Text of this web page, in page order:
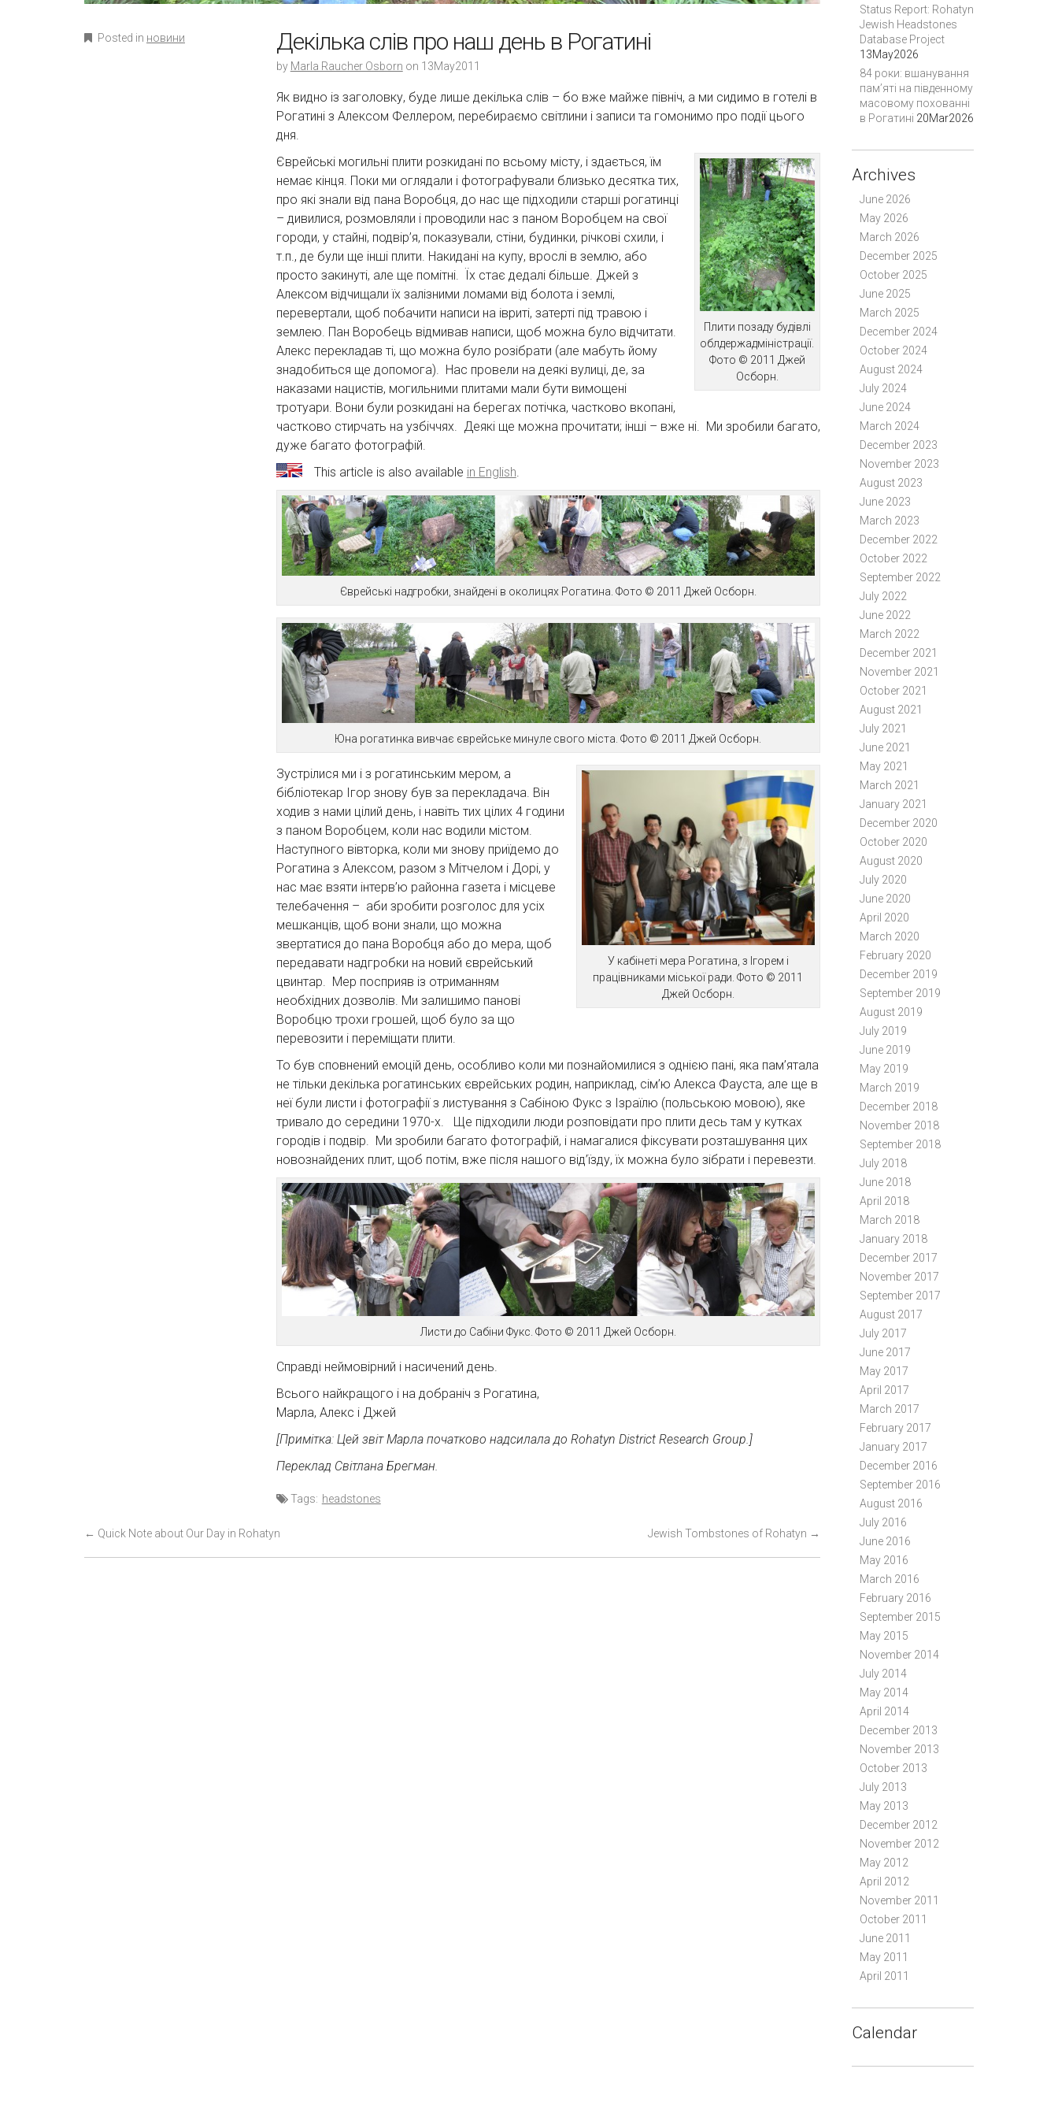
Posted in новини Декілька слів про наш день в Рогатині
by Marla Raucher Osborn on 13May2011
Як видно із заголовку, буде лише декілька слів – бо вже майже північ, а ми сидимо в готелі в
Рогатині з Алексом Феллером, перебираємо світлини і записи та гомонимо про події цього
дня.
Плити позаду будівлі
облдержадміністрації.
Фото © 2011 Джей
Осборн.
Єврейські могильні плити розкидані по всьому місту, і здається, їм
немає кінця. Поки ми оглядали і фотографували близько десятка тих,
про які знали від пана Воробця, до нас ще підходили старші рогатинці
– дивилися, розмовляли і проводили нас з паном Воробцем на свої
городи, у стайні, подвір’я, показували, стіни, будинки, річкові схили, і
т.п., де були ще інші плити. Накидані на купу, врослі в землю, або
просто закинуті, але ще помітні. Їх стає дедалі більше. Джей з
Алексом відчищали їх залізними ломами від болота і землі,
перевертали, щоб побачити написи на івриті, затерті під травою і
землею. Пан Воробець відмивав написи, щоб можна було відчитати.
Алекс перекладав ті, що можна було розібрати (але мабуть йому
знадобиться ще допомога). Нас провели на деякі вулиці, де, за
наказами нацистів, могильними плитами мали бути вимощені
тротуари. Вони були розкидані на берегах потічка, частково вкопані,
частково стирчать на узбіччях. Деякі ще можна прочитати; інші – вже ні. Ми зробили багато,
дуже багато фотографій.
This article is also available in English.
Єврейські надгробки, знайдені в околицях Рогатина. Фото © 2011 Джей Осборн.
Юна рогатинка вивчає єврейське минуле свого міста. Фото © 2011 Джей Осборн.
У кабінеті мера Рогатина, з Ігорем і
працівниками міської ради. Фото © 2011
Джей Осборн.
Зустрілися ми і з рогатинським мером, а
бібліотекар Ігор знову був за перекладача. Він
ходив з нами цілий день, і навіть тих цілих 4 години
з паном Воробцем, коли нас водили містом.
Наступного вівторка, коли ми знову приїдемо до
Рогатина з Алексом, разом з Мітчелом і Дорі, у
нас має взяти інтерв’ю районна газета і місцеве
телебачення – аби зробити розголос для усіх
мешканців, щоб вони знали, що можна
звертатися до пана Воробця або до мера, щоб
передавати надгробки на новий єврейський
цвинтар. Мер посприяв із отриманням
необхідних дозволів. Ми залишимо панові
Воробцю трохи грошей, щоб було за що
перевозити і переміщати плити.
То був сповнений емоцій день, особливо коли ми познайомилися з однією пані, яка пам’ятала
не тільки декілька рогатинських єврейських родин, наприклад, сім’ю Алекса Фауста, але ще в
неї були листи і фотографії з листування з Сабіною Фукс з Ізраїлю (польською мовою), яке
тривало до середини 1970-х. Ще підходили люди розповідати про плити десь там у кутках
городів і подвір. Ми зробили багато фотографій, і намагалися фіксувати розташування цих
новознайдених плит, щоб потім, вже після нашого від’їзду, їх можна було зібрати і перевезти.
Листи до Сабіни Фукс. Фото © 2011 Джей Осборн.
Справді неймовірний і насичений день.
Всього найкращого і на добраніч з Рогатина,
Марла, Алекс і Джей
[Примітка: Цей звіт Марла початково надсилала до Rohatyn District Research Group.]
Переклад Світлана Брегман.
Tags: headstones
P
o
← Quick Note about Our Day in Rohatyn Jewish Tombstones of Rohatyn →
Status Report: Rohatyn
Jewish Headstones
Database Project
13May2026
84 роки: вшанування
пам’яті на південному
масовому похованні
в Рогатині 20Mar2026
Archives
June 2026
May 2026
March 2026
December 2025
October 2025
June 2025
March 2025
December 2024
October 2024
August 2024
July 2024
June 2024
March 2024
December 2023
November 2023
August 2023
June 2023
March 2023
December 2022
October 2022
September 2022
July 2022
June 2022
March 2022
December 2021
November 2021
October 2021
August 2021
July 2021
June 2021
May 2021
March 2021
January 2021
December 2020
October 2020
August 2020
July 2020
June 2020
April 2020
March 2020
February 2020
December 2019
September 2019
August 2019
July 2019
June 2019
May 2019
March 2019
December 2018
November 2018
September 2018
July 2018
June 2018
April 2018
March 2018
January 2018
December 2017
November 2017
September 2017
August 2017
July 2017
June 2017
May 2017
April 2017
March 2017
February 2017
January 2017
December 2016
September 2016
August 2016
July 2016
June 2016
May 2016
March 2016
February 2016
September 2015
May 2015
November 2014
July 2014
May 2014
April 2014
December 2013
November 2013
October 2013
July 2013
May 2013
December 2012
November 2012
May 2012
April 2012
November 2011
October 2011
June 2011
May 2011
April 2011
Calendar